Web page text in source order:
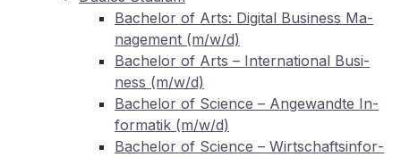
Ba­che­lor of Arts: Di­gi­tal Busi­ness Ma­
nage­ment (m/w/d)
Ba­che­lor of Arts – In­ter­na­tio­nal Busi­
ness (m/w/d)
Ba­che­lor of Sci­ence – An­ge­wand­te In­
for­ma­tik (m/w/d)
Ba­che­lor of Sci­ence – Wirt­schafts­in­for­